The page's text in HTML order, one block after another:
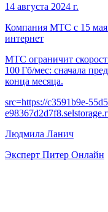
14 августа 2024 г.
Компания МТС с 15 мая
интернет
МТС ограничит
100 Гб/мес: сначала
конца месяца.
src=https://c3591b9e-
Людмила Ланич
Эксперт Питер Онлайн